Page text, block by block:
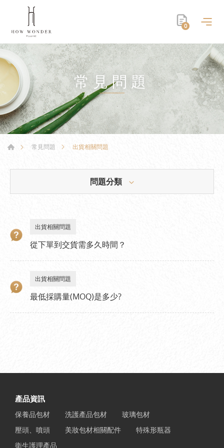
0
常見問題
常見問題 出貨相關問題
問題分類
出貨相關問題
從下單到交貨需多久時間？
出貨相關問題
最低採購量(MOQ)是多少?
產品資訊
保養品包材 洗護產品包材
玻璃包材
壓頭、噴頭
美妝包材相關配件
特殊形瓶器
衛生護理產品